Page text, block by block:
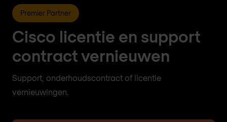
Premier Partner
Cisco licentie en support
contract vernieuwen
Support, onderhoudscontract of licentie
vernieuwingen.